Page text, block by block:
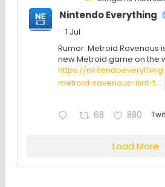
Nintendo Everything
·
1 Jul
Rumor: Metroid Ravenous
new Metroid game on the
https://
metroid-ravenous-isnt-t...
68 880
Load More